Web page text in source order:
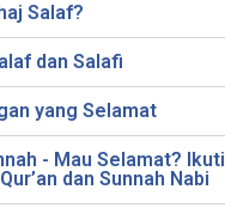
Salaf?
dan Salafi
yang Selamat
- Mau Selamat? Ikuti
dan Sunnah Nabi